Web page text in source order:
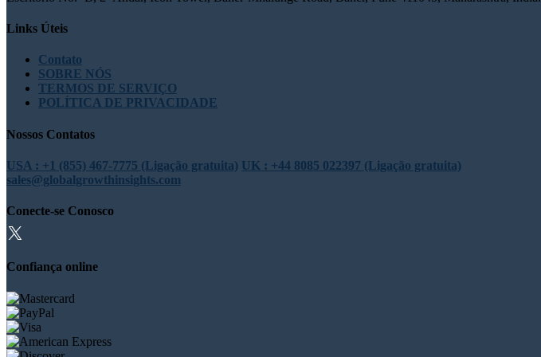
Links Úteis
Contato
SOBRE NÓS
TERMOS DE SERVIÇO
POLÍTICA DE PRIVACIDADE
Nossos Contatos
USA : +1 (855) 467-7775 (Ligação gratuita) UK : +44 8085 022397 (Ligação gratuita)
sales@globalgrowthinsights.com
Conecte-se Conosco
Confiança online